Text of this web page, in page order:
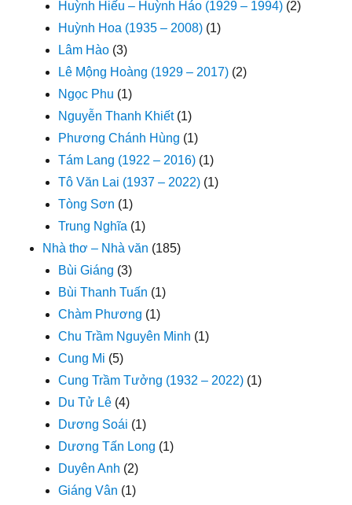
Huỳnh Hiếu – Huỳnh Háo (1929 – 1994) (2)
Huỳnh Hoa (1935 – 2008) (1)
Lâm Hào (3)
Lê Mộng Hoàng (1929 – 2017) (2)
Ngọc Phu (1)
Nguyễn Thanh Khiết(1)
Phương Chánh Hùng (1)
Tám Lang (1922 – 2016) (1)
Tô Văn Lai (1937 – 2022) (1)
Tòng Sơn (1)
Trung Nghĩa (1)
Nhà thơ – Nhà văn (185)
Bùi Giáng (3)
Bùi Thanh Tuấn (1)
Chàm Phương (1)
Chu Trầm Nguyên Minh (1)
Cung Mi (5)
Cung Trầm Tưởng (1932 – 2022) (1)
Du Tử Lê (4)
Dương Soái (1)
Dương Tấn Long (1)
Duyên Anh (2)
Giáng Vân (1)